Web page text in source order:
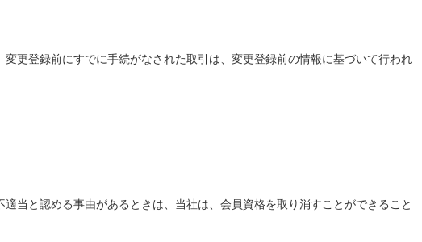
更登録前にすでに手続がなされた取引は、変更登録前の情報に基づいて行われ
当と認める事由があるときは、当社は、会員資格を取り消すことができること